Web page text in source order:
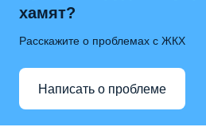
хамят?
Расскажите о проблемах с ЖКХ
Написать о проблеме